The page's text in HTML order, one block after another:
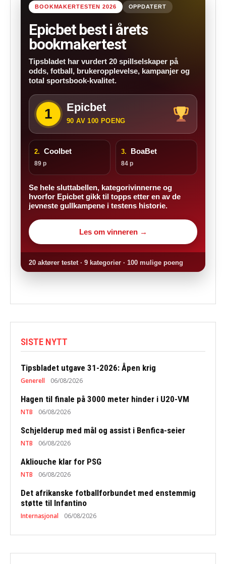
BOOKMAKERTESTEN 2026 OPPDATERT
Epicbet best i årets
bookmakertest
Tipsbladet har vurdert 20 spillselskaper på
odds, fotball, brukeropplevelse, kampanjer og
total sportsbook-kvalitet.
1 Epicbet
90 AV 100 POENG
2. Coolbet
89 p
3. BoaBet
84 p
Se hele sluttabellen, kategorivinnerne og
hvorfor Epicbet gikk til topps etter en av de
jevneste gullkampene i testens historie.
Les om vinneren →
20 aktører testet · 9 kategorier · 100 mulige poeng
SISTE NYTT
Tipsbladet utgave 31-2026: Åpen krig
Generell 06/08/2026
Hagen til finale på 3000 meter hinder i U20-VM
NTB 06/08/2026
Schjelderup med mål og assist i Benfica-seier
NTB 06/08/2026
Akliouche klar for PSG
NTB 06/08/2026
Det afrikanske fotballforbundet med enstemmig
støtte til Infantino
Internasjonal 06/08/2026